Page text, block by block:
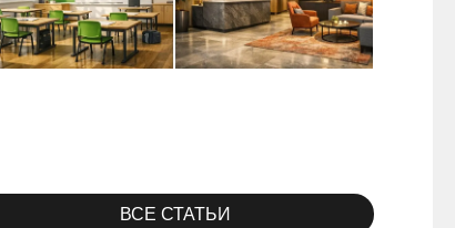
ВСЕ СТАТЬИ